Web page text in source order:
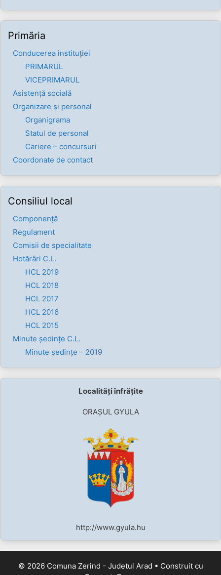
Primăria
Conducerea instituției
PRIMARUL
VICEPRIMARUL
Asistență socială
Organizare și personal
Organigrama
Statul de personal
Cariere – concursuri
Coordonate de contact
Consiliul local
Componenţă
Regulament
Comisii de specialitate
Hotărâri C.L.
HCL 2019
HCL 2018
HCL 2017
HCL 2016
HCL 2015
Minute ședințe C.L.
Minute ședințe – 2019
Localități înfrățite
ORAȘUL GYULA
http://www.gyula.hu
© 2026 Comuna Zerind - Judetul Arad • Construit cu